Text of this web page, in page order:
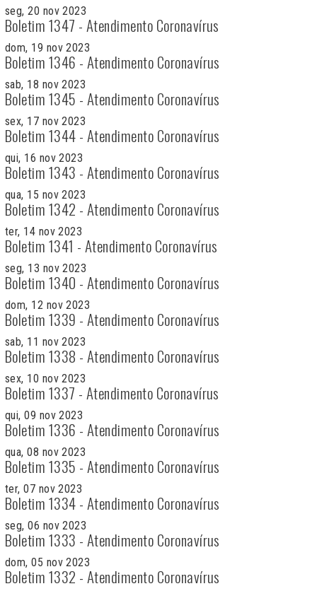
seg, 20 nov 2023
Boletim 1347 - Atendimento Coronavírus
dom, 19 nov 2023
Boletim 1346 - Atendimento Coronavírus
sab, 18 nov 2023
Boletim 1345 - Atendimento Coronavírus
sex, 17 nov 2023
Boletim 1344 - Atendimento Coronavírus
qui, 16 nov 2023
Boletim 1343 - Atendimento Coronavírus
qua, 15 nov 2023
Boletim 1342 - Atendimento Coronavírus
ter, 14 nov 2023
Boletim 1341 - Atendimento Coronavírus
seg, 13 nov 2023
Boletim 1340 - Atendimento Coronavírus
dom, 12 nov 2023
Boletim 1339 - Atendimento Coronavírus
sab, 11 nov 2023
Boletim 1338 - Atendimento Coronavírus
sex, 10 nov 2023
Boletim 1337 - Atendimento Coronavírus
qui, 09 nov 2023
Boletim 1336 - Atendimento Coronavírus
qua, 08 nov 2023
Boletim 1335 - Atendimento Coronavírus
ter, 07 nov 2023
Boletim 1334 - Atendimento Coronavírus
seg, 06 nov 2023
Boletim 1333 - Atendimento Coronavírus
dom, 05 nov 2023
Boletim 1332 - Atendimento Coronavírus